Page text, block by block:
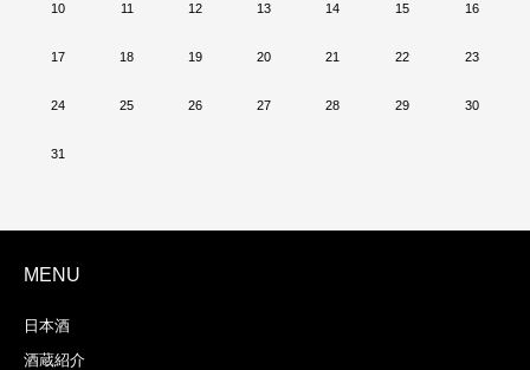
10 11 12 13 14 15 16
17 18 19 20 21 22 23
24 25 26 27 28 29 30
31
MENU
日本酒
酒蔵紹介